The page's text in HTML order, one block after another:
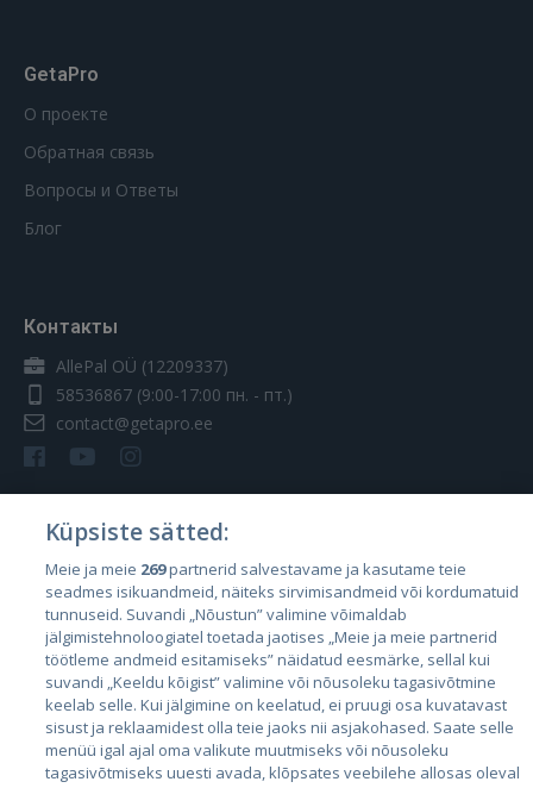
GetaPro
О проекте
Обратная связь
Вопросы и Ответы
Блог
Контакты
AllePal OÜ (12209337)
58536867 (9:00-17:00 пн. - пт.)
contact@getapro.ee
Страны
Эстония
Латвия
Литва
Küpsiste sätted:
Meie ja meie 269partnerid salvestavame ja kasutame teie
seadmes isikuandmeid, näiteks sirvimisandmeid või kordumatuid
tunnuseid. Suvandi „Nõustun” valimine võimaldab
jälgimistehnoloogiatel toetada jaotises „Meie ja meie partnerid
töötleme andmeid esitamiseks” näidatud eesmärke, sellal kui
suvandi „Keeldu kõigist” valimine või nõusoleku tagasivõtmine
keelab selle. Kui jälgimine on keelatud, ei pruugi osa kuvatavast
sisust ja reklaamidest olla teie jaoks nii asjakohased. Saate selle
menüü igal ajal oma valikute muutmiseks või nõusoleku
tagasivõtmiseks uuesti avada, klõpsates veebilehe allosas oleval